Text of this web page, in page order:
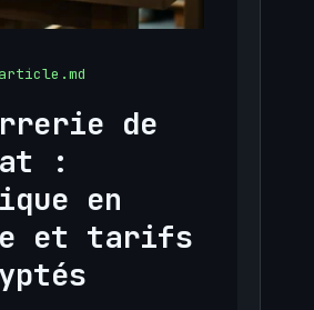
de
:
en
et tarifs